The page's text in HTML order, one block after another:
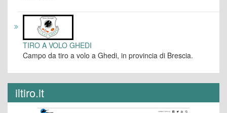
TIRO A VOLO GHEDI
Campo da tiro a volo a Ghedi, in provincia di Brescia.
iltiro.it